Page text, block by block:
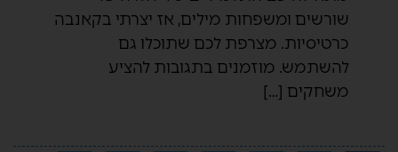
שורשים ומשפחות מילים, אז יצרתי בקאנבה
כרטיסיות. מצרפת לכם שתוכלו גם
להשתמש. מוזמנים בתגובות להציע
משחקים […]